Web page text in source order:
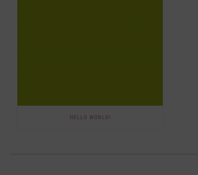
HELLO WORLD!